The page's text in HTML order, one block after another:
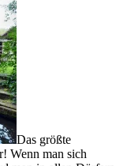
Das größte
Wenn man sich